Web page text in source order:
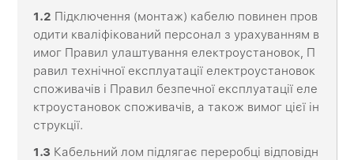
1.2 Підключення (монтаж) кабелю повинен пров
одити кваліфікований персонал з урахуванням в
имог Правил улаштування електроустановок, П
равил технічної експлуатації електроустановок
споживачів і Правил безпечної експлуатації еле
ктроустановок споживачів, а також вимог цієї ін
струкції.
1.3 Кабельний лом підлягає переробці відповідн